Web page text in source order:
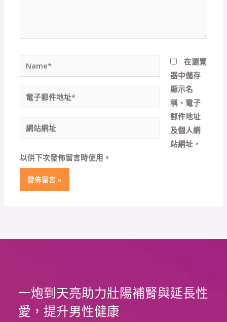
電
子
郵
件
址
網
站
址
在瀏覽
器中儲存
顯示名
稱、電子
郵件地址
及個人網
站網址，
以供下次發佈留言時使用。
一炮到天亮助力壯陽補腎與延長性
愛，提升男性健康